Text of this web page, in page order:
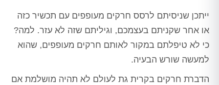
ייתכן שניסיתם לרסס חרקים מעופפים עם תכשיר כזה
או אחר שקניתם בעצמכם, וגיליתם שזה לא עזר. למה?
כי לא טיפלתם במקור לאותם חרקים מעופפים, שהוא
למעשה שורש הבעיה.
הדברת חרקים בקרית גת לעולם לא תהיה מושלמת אם